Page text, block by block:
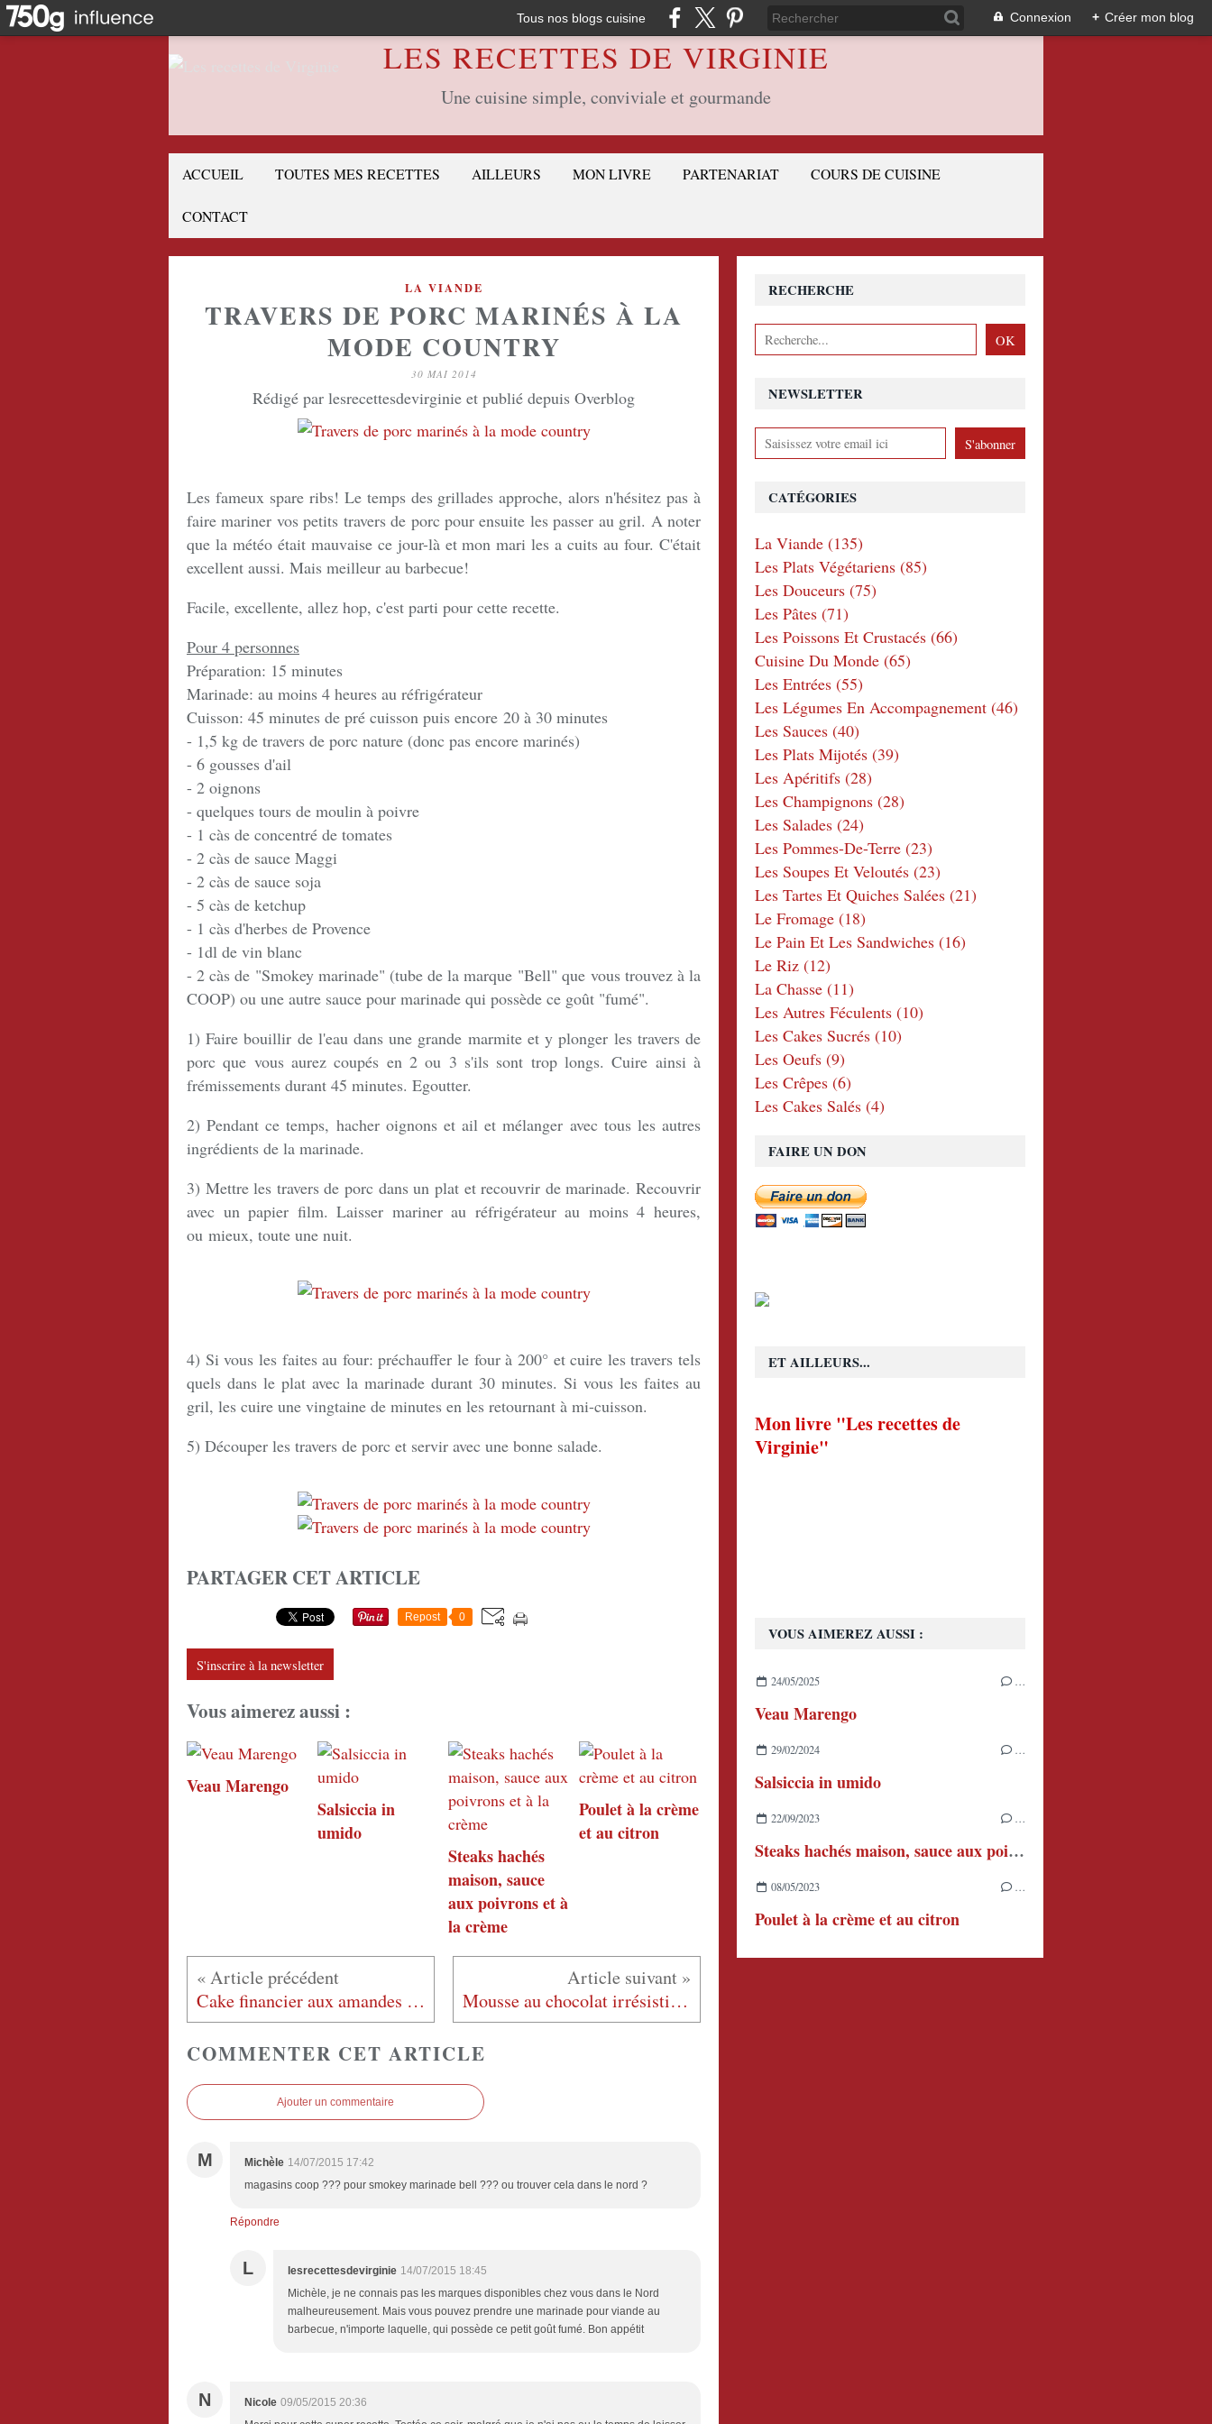
Tous nos blogs cuisine Connexion + Créer mon blog
LES RECETTES DE VIRGINIE
Une cuisine simple, conviviale et gourmande
ACCUEIL TOUTES MES RECETTES AILLEURS MON LIVRE PARTENARIAT COURS DE CUISINE
CONTACT
LA VIANDE
TRAVERS DE PORC MARINÉS À LA
MODE COUNTRY
30 MAI 2014
Rédigé par lesrecettesdevirginie et publié depuis Overblog
Les fameux spare ribs! Le temps des grillades approche, alors n'hésitez pas à
faire mariner vos petits travers de porc pour ensuite les passer au gril. A noter
que la météo était mauvaise ce jour-là et mon mari les a cuits au four. C'était
excellent aussi. Mais meilleur au barbecue!
Facile, excellente, allez hop, c'est parti pour cette recette.
Pour 4 personnes
Préparation: 15 minutes
Marinade: au moins 4 heures au réfrigérateur
Cuisson: 45 minutes de pré cuisson puis encore 20 à 30 minutes
- 1,5 kg de travers de porc nature (donc pas encore marinés)
- 6 gousses d'ail
- 2 oignons
- quelques tours de moulin à poivre
- 1 càs de concentré de tomates
- 2 càs de sauce Maggi
- 2 càs de sauce soja
- 5 càs de ketchup
- 1 càs d'herbes de Provence
- 1dl de vin blanc
- 2 càs de "Smokey marinade" (tube de la marque "Bell" que vous trouvez à la
COOP) ou une autre sauce pour marinade qui possède ce goût "fumé".
1) Faire bouillir de l'eau dans une grande marmite et y plonger les travers de
porc que vous aurez coupés en 2 ou 3 s'ils sont trop longs. Cuire ainsi à
frémissements durant 45 minutes. Egoutter.
2) Pendant ce temps, hacher oignons et ail et mélanger avec tous les autres
ingrédients de la marinade.
3) Mettre les travers de porc dans un plat et recouvrir de marinade. Recouvrir
avec un papier film. Laisser mariner au réfrigérateur au moins 4 heures,
ou mieux, toute une nuit.
4) Si vous les faites au four: préchauffer le four à 200° et cuire les travers tels
quels dans le plat avec la marinade durant 30 minutes. Si vous les faites au
gril, les cuire une vingtaine de minutes en les retournant à mi-cuisson.
5) Découper les travers de porc et servir avec une bonne salade.
PARTAGER CET ARTICLE
Repost 0
S'inscrire à la newsletter
Vous aimerez aussi :
Veau Marengo
Salsiccia in
umido
Steaks hachés
maison, sauce
aux poivrons et à
la crème
Poulet à la crème
et au citron
Cake financier aux amandes et noisettes Mousse au chocolat irrésistible
COMMENTER CET ARTICLE
Ajouter un commentaire
M Michèle 14/07/2015 17:42
magasins coop ??? pour smokey marinade bell ??? ou trouver cela dans le nord ?
Répondre
L lesrecettesdevirginie 14/07/2015 18:45
Michèle, je ne connais pas les marques disponibles chez vous dans le Nord
malheureusement. Mais vous pouvez prendre une marinade pour viande au
barbecue, n'importe laquelle, qui possède ce petit goût fumé. Bon appétit
N Nicole 09/05/2015 20:36
NEWSLETTER
RECHERCHE
VOUS AIMEREZ AUSSI :
24/05/2025 …
Veau Marengo
29/02/2024 …
Salsiccia in umido
22/09/2023 …
Steaks hachés maison, sauce aux poivrons et à la crème
08/05/2023 …
Poulet à la crème et au citron
CATÉGORIES
La Viande (135)
Les Plats Végétariens (85)
Les Douceurs (75)
Les Pâtes (71)
Les Poissons Et Crustacés (66)
Cuisine Du Monde (65)
Les Entrées (55)
Les Légumes En Accompagnement (46)
Les Sauces (40)
Les Plats Mijotés (39)
Les Apéritifs (28)
Les Champignons (28)
Les Salades (24)
Les Pommes-De-Terre (23)
Les Soupes Et Veloutés (23)
Les Tartes Et Quiches Salées (21)
Le Fromage (18)
Le Pain Et Les Sandwiches (16)
Le Riz (12)
La Chasse (11)
Les Autres Féculents (10)
Les Cakes Sucrés (10)
Les Oeufs (9)
Les Crêpes (6)
Les Cakes Salés (4)
FAIRE UN DON
ET AILLEURS...
Mon livre "Les recettes de
Virginie"